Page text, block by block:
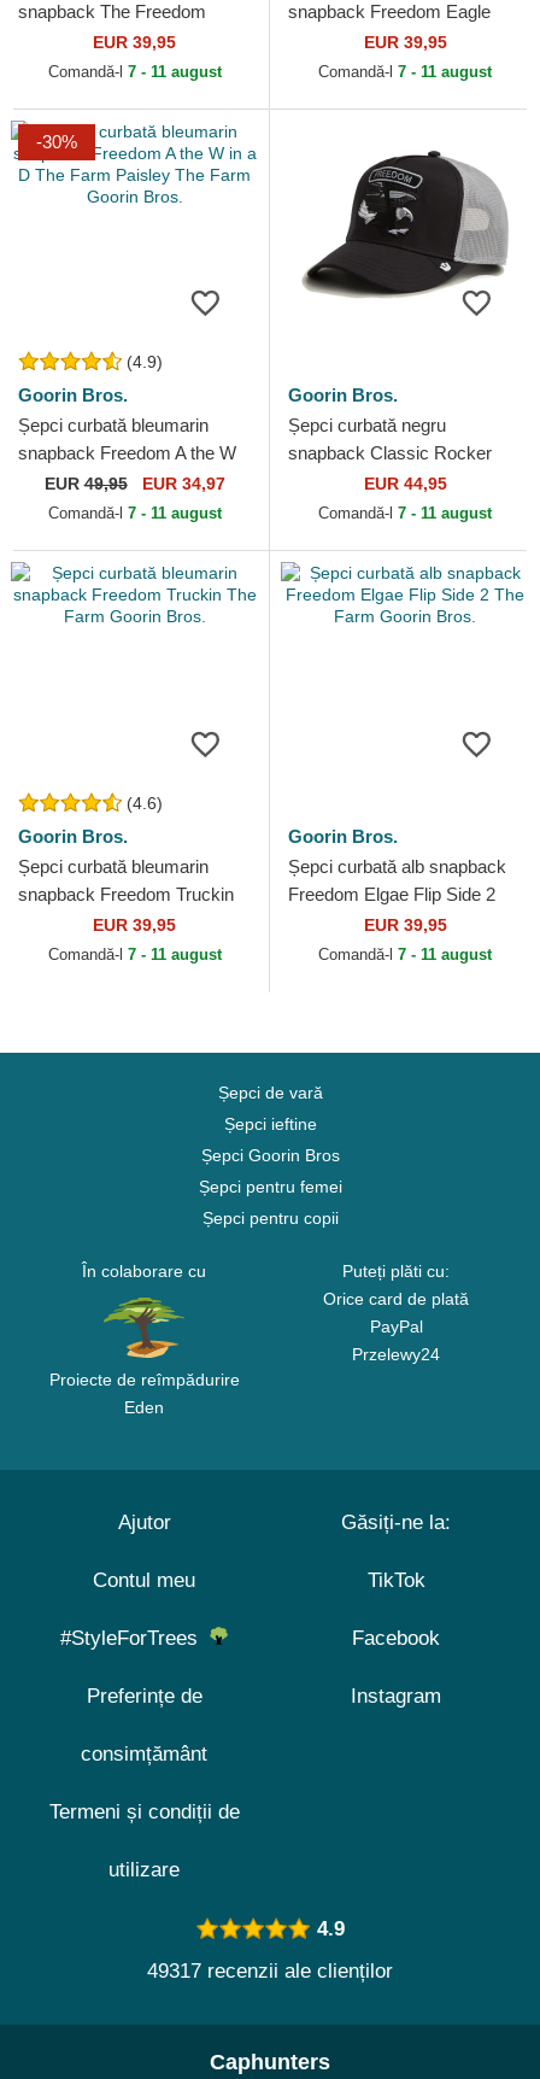
snapback The Freedom
Eagle The Farm Goorin Bros.
EUR 39,95
Comandă-l 7 - 11 august
snapback Freedom Eagle
Camouflage Seasonal Real
Tree The Farm Goorin Bros.
EUR 39,95
Comandă-l 7 - 11 august
-30%
(4.9)
Goorin Bros.
Șepci curbată bleumarin
snapback Freedom A the W
in a D The Farm Paisley The
Farm Goorin Bros.
EUR49,95 EUR 34,97
Comandă-l 7 - 11 august
Goorin Bros.
Șepci curbată negru
snapback Classic Rocker
Freedom The Farm Goorin
Bros.
EUR 44,95
Comandă-l 7 - 11 august
(4.6)
Goorin Bros.
Șepci curbată bleumarin
snapback Freedom Truckin
The Farm Goorin Bros.
EUR 39,95
Comandă-l 7 - 11 august
Goorin Bros.
Șepci curbată alb snapback
Freedom Elgae Flip Side 2
The Farm Goorin Bros.
EUR 39,95
Comandă-l 7 - 11 august
Șepci de vară
Șepci ieftine
Șepci Goorin Bros
Șepci pentru femei
Șepci pentru copii
În colaborare cu
Proiecte de reîmpădurire
Eden
Puteți plăti cu:
Orice card de plată
PayPal
Przelewy24
Ajutor
Contul meu
#StyleForTrees
Preferințe de
consimțământ
Termeni și condiții de
utilizare
Găsiți-ne la:
TikTok
Facebook
Instagram
4.9
49317 recenzii ale clienților
Caphunters